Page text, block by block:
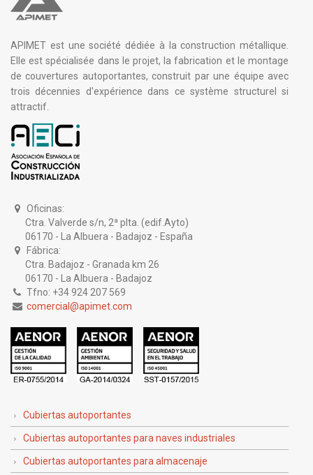
APIMET est une société dédiée à la construction métallique.
Elle est spécialisée dans le projet, la fabrication et le montage
de couvertures autoportantes, construit par une équipe avec
trois décennies d'expérience dans ce système structurel si
attractif.
Oficinas:
Ctra. Valverde s/n, 2ª plta. (edif.Ayto)
06170 - La Albuera - Badajoz - España
Fábrica:
Ctra. Badajoz - Granada km 26
06170 - La Albuera - Badajoz
Tfno: +34 924 207 569
comercial@apimet.com
Cubiertas autoportantes
Cubiertas autoportantes para naves industriales
Cubiertas autoportantes para almacenaje